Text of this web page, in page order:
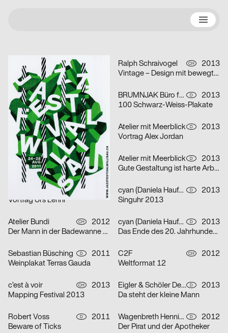
100 Beste Plakate
Troxler Annik, Paula Troxler CH
Jazz Festival Willisau 2011
Ralph Schraivogel CH
2013
Vintage – Design mit bewegter Vergangenheit
Atelier Bundi CH
2012
Zar und Zimmermann
BRUMNJAK Büro für Gestaltung D
2013
100 Schwarz-Weiss-Plakate
Paula Troxler CH
2011
Atelier mit Meerblick D
2013
Vortrag Alex Jordan
Atelier Bundi CH
2012
I Puritani
Atelier mit Meerblick D
2013
Gute Gestaltung ist harte Arbeit
Benjamin Kivikoski
2011
Vortrag Urs Lehni
cyan (Daniela Haufe + Detlef Fiedler) D
2013
Singuhr 2013
Atelier Bundi CH
2012
Der Mann in der Badewanne – oder wie man ein Held wird
cyan (Daniela Haufe + Detlef Fiedler) D
2013
Das Ende des 20. Jahrhunderts. Es kommt noch besser.
Sebastian Büsching D
2011
Weinplakat Terras Gauda
C2F CH
2012
Weltformat 12
c’est à voir CH
2013
Mapping Festival 2013
Eigler & Schöler Design Agentur D
2013
Da steht der kleine Mann
Robert Voss D
2011
Beware of Ticks
Wagenbreth Henning D
2012
Der Pirat und der Apotheker